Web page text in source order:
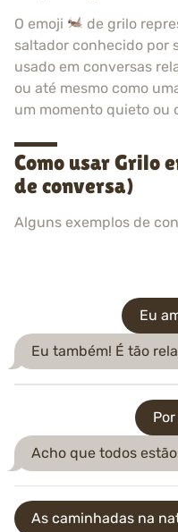
O emoji
de grilo
saltador conhecido por
usado em conversas
ou até mesmo como
um momento quieto ou
Como usar Grilo
de conversa)
Alguns exemplos de
Eu
Eu também! É tão
Acho que todos
As caminhadas na